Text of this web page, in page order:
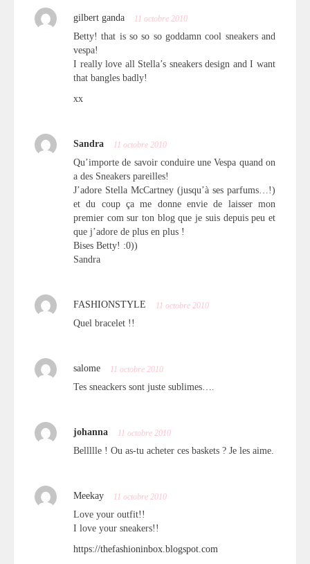
gilbert ganda 11 octobre 2010
Betty! that is so so so goddamn cool sneakers and
vespa!
I really love all Stella’s sneakers design and I want
that bangles badly!
xx
Sandra 11 octobre 2010
Qu’importe de savoir conduire une Vespa quand on
a des Sneakers pareilles!
J’adore Stella McCartney (jusqu’à ses parfums…!)
et du coup ça me donne envie de laisser mon
premier com sur ton blog que je suis depuis peu et
que j’adore de plus en plus !
Bises Betty! :0))
Sandra
FASHIONSTYLE 11 octobre 2010
Quel bracelet !!
salome 11 octobre 2010
Tes sneackers sont juste sublimes….
johanna 11 octobre 2010
Bellllle ! Ou as-tu acheter ces baskets ? Je les aime.
Meekay 11 octobre 2010
Love your outfit!!
I love your sneakers!!
https://thefashioninbox.blogspot.com